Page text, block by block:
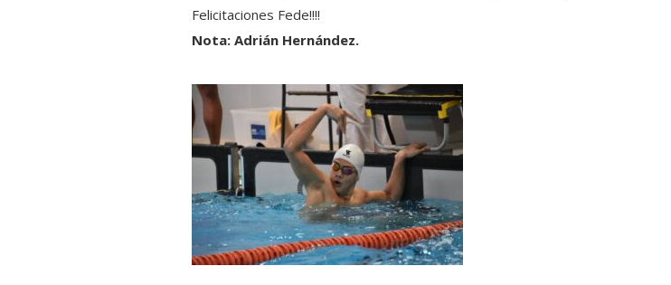
Felicitaciones Fede!!!!
Nota: Adrián Hernández.